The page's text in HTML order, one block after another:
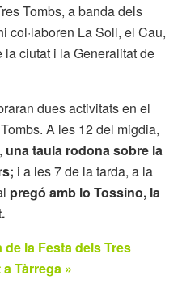
Tombs, a banda dels
col·laboren La Soll, el Cau,
ciutat i la Generalitat de
dues activitats en el
A les 12 del migdia,
una taula rodona sobre la
i a les 7 de la tarda, a la
pregó amb lo Tossino, la
la Festa dels Tres
Tàrrega »